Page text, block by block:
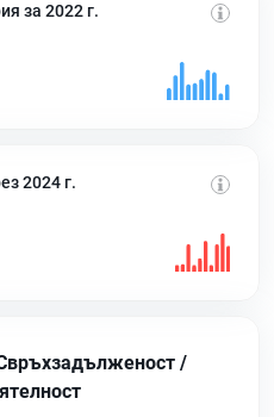
за 2022 г.
2024 г.
/